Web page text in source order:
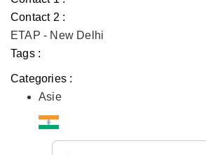
Contact 2 :
ETAP - New Delhi
Tags :
Categories :
Asie